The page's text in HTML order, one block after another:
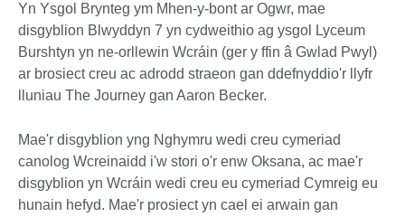
Yn Ysgol Brynteg ym Mhen-y-bont ar Ogwr, mae
disgyblion Blwyddyn 7 yn cydweithio ag ysgol Lyceum
Burshtyn yn ne-orllewin Wcráin (ger y ffin â Gwlad Pwyl)
ar brosiect creu ac adrodd straeon gan ddefnyddio'r llyfr
lluniau The Journey gan Aaron Becker.
Mae'r disgyblion yng Nghymru wedi creu cymeriad
canolog Wcreinaidd i'w stori o'r enw Oksana, ac mae'r
disgyblion yn Wcráin wedi creu eu cymeriad Cymreig eu
hunain hefyd. Mae'r prosiect yn cael ei arwain gan